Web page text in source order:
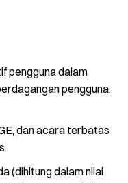
pengguna dalam
pengguna.
dan acara terbatas
(dihitung dalam nilai